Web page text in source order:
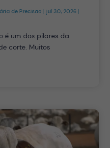
de Precisão | jul 30, 2026 |
é um dos pilares da
corte. Muitos